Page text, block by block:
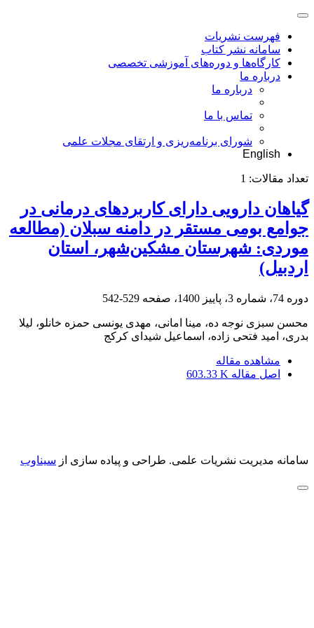
فهرست نشریات
سامانه نشر کتاب
کارگاه‌ها و دوره‌های آموزشی تخصصی
درباره ما
درباره ما
تماس با ما
شورای برنامه‌ریزی و ارتقای مجلات علمی
English
تعداد مقالات: 1
گیاهان دارویی دارای کاربردهای درمانی در
جوامع بومی مستقر در دامنه سبلان ‏(مطالعه
موردی: شهرستان مشکین‌شهر، استان
اردبیل)‏
دوره 74، شماره 3، پاییز 1400، صفحه 529-542
محسن سبزی نوجه ده، مینا امانی، مهدی یونسی حمزه خانلو، لیلا
بدری، امید فتحی زاده، اسماعیل شیدای کرکج
مشاهده مقاله
اصل مقاله 603.33 K
سامانه مدیریت نشریات علمی. طراحی و پیاده سازی از سیناوب